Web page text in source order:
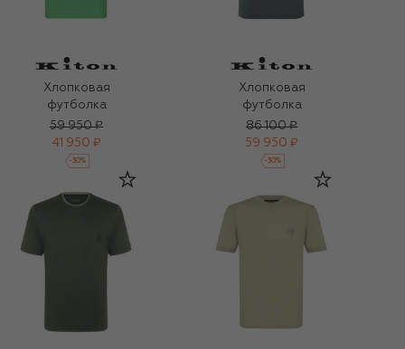
Хлопковая
футболка
59 950 ₽
41 950 ₽
-30%
Хлопковая
футболка
86 100 ₽
59 950 ₽
-30%